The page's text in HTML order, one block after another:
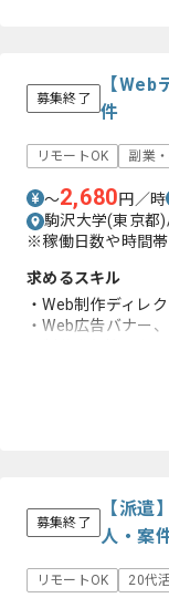
募集終了
【Web
件
リモートOK 副業
〜2,680円／時
駒沢大学(東京都
※稼働日数や時間帯
求めるスキル
・Web制作ディレ
・Web広告バナー
募集終了
【派遣
人・案
リモートOK 20代